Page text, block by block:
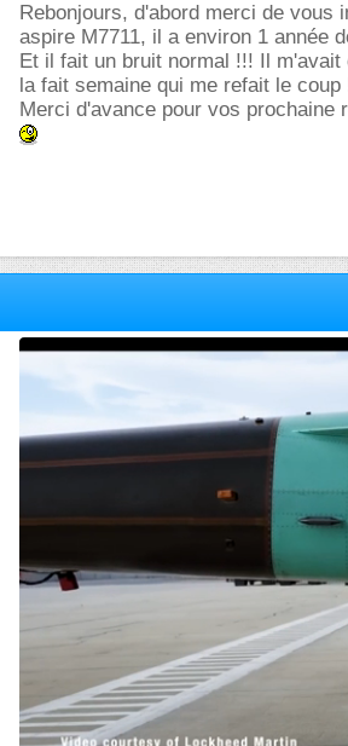
Rebonjours, d'abord merci de vous
aspire M7711, il a environ 1 année
Et il fait un bruit normal !!! Il
la fait semaine qui me refait le
Merci d'avance pour vos prochaine